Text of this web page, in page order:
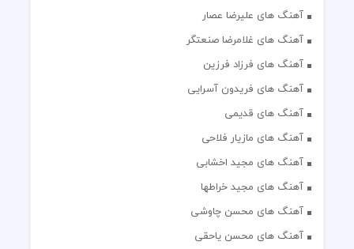
آهنگ های علیرضا عصار
آهنگ های غلامرضا صنعتگر
آهنگ های فرزاد فرزین
آهنگ های فریدون آسرایی
آهنگ های قدیمی
آهنگ های مازیار فلاحی
آهنگ های مجید اخشابی
آهنگ های مجید خراطها
آهنگ های محسن چاوشی
آهنگ های محسن یاحقی